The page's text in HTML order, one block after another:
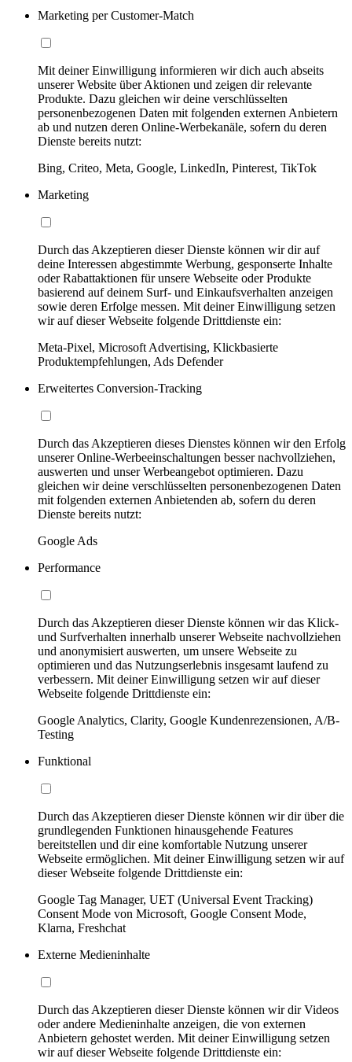
Marketing per Customer-Match
Mit deiner Einwilligung informieren wir dich auch abseits
unserer Website über Aktionen und zeigen dir relevante
Produkte. Dazu gleichen wir deine verschlüsselten
personenbezogenen Daten mit folgenden externen Anbietern
ab und nutzen deren Online-Werbekanäle, sofern du deren
Dienste bereits nutzt:
Bing, Criteo, Meta, Google, LinkedIn, Pinterest, TikTok
Marketing
Durch das Akzeptieren dieser Dienste können wir dir auf
deine Interessen abgestimmte Werbung, gesponserte Inhalte
oder Rabattaktionen für unsere Webseite oder Produkte
basierend auf deinem Surf- und Einkaufsverhalten anzeigen
sowie deren Erfolge messen. Mit deiner Einwilligung setzen
wir auf dieser Webseite folgende Drittdienste ein:
Meta-Pixel, Microsoft Advertising, Klickbasierte
Produktempfehlungen, Ads Defender
Erweitertes Conversion-Tracking
Durch das Akzeptieren dieses Dienstes können wir den Erfolg
unserer Online-Werbeeinschaltungen besser nachvollziehen,
auswerten und unser Werbeangebot optimieren. Dazu
gleichen wir deine verschlüsselten personenbezogenen Daten
mit folgenden externen Anbietenden ab, sofern du deren
Dienste bereits nutzt:
Google Ads
Performance
Durch das Akzeptieren dieser Dienste können wir das Klick-
und Surfverhalten innerhalb unserer Webseite nachvollziehen
und anonymisiert auswerten, um unsere Webseite zu
optimieren und das Nutzungserlebnis insgesamt laufend zu
verbessern. Mit deiner Einwilligung setzen wir auf dieser
Webseite folgende Drittdienste ein:
Google Analytics, Clarity, Google Kundenrezensionen, A/B-
Testing
Funktional
Durch das Akzeptieren dieser Dienste können wir dir über die
grundlegenden Funktionen hinausgehende Features
bereitstellen und dir eine komfortable Nutzung unserer
Webseite ermöglichen. Mit deiner Einwilligung setzen wir auf
dieser Webseite folgende Drittdienste ein:
Google Tag Manager, UET (Universal Event Tracking)
Consent Mode von Microsoft, Google Consent Mode,
Klarna, Freshchat
Externe Medieninhalte
Durch das Akzeptieren dieser Dienste können wir dir Videos
oder andere Medieninhalte anzeigen, die von externen
Anbietern gehostet werden. Mit deiner Einwilligung setzen
wir auf dieser Webseite folgende Drittdienste ein: